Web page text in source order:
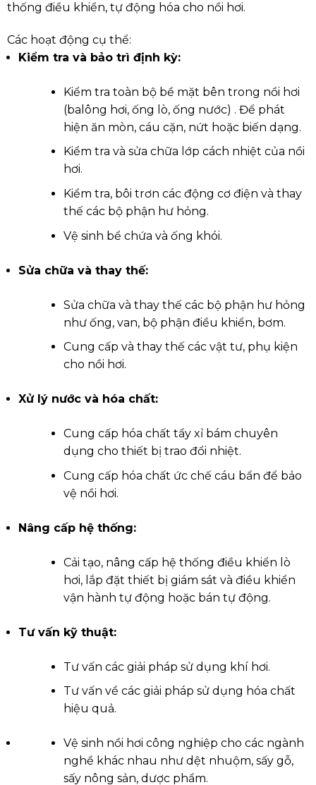
thống điều khiển, tự động hóa cho nồi hơi.
Các hoạt động cụ thể:
Kiểm tra và bảo trì định kỳ:
Kiểm tra toàn bộ bề mặt bên trong nồi hơi
(balông hơi, ống lò, ống nước) . Để phát
hiện ăn mòn, cáu cặn, nứt hoặc biến dạng.
Kiểm tra và sửa chữa lớp cách nhiệt của nồi
hơi.
Kiểm tra, bôi trơn các động cơ điện và thay
thế các bộ phận hư hỏng.
Vệ sinh bể chứa và ống khói.
Sửa chữa và thay thế:
Sửa chữa và thay thế các bộ phận hư hỏng
như ống, van, bộ phận điều khiển, bơm.
Cung cấp và thay thế các vật tư, phụ kiện
cho nồi hơi.
Xử lý nước và hóa chất:
Cung cấp hóa chất tẩy xỉ bám chuyên
dụng cho thiết bị trao đổi nhiệt.
Cung cấp hóa chất ức chế cáu bẩn để bảo
vệ nồi hơi.
Nâng cấp hệ thống:
Cải tạo, nâng cấp hệ thống điều khiển lò
hơi, lắp đặt thiết bị giám sát và điều khiển
vận hành tự động hoặc bán tự động.
Tư vấn kỹ thuật:
Tư vấn các giải pháp sử dụng khí hơi.
Tư vấn về các giải pháp sử dụng hóa chất
hiệu quả.
Vệ sinh nồi hơi công nghiệp cho các ngành
nghề khác nhau như dệt nhuộm, sấy gỗ,
sấy nông sản, dược phẩm.